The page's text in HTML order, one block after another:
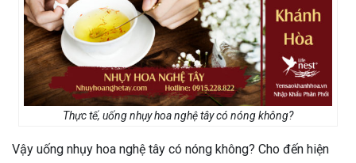
Thực tế, uống nhụy hoa nghệ tây có nóng không?
Vậy uống nhụy hoa nghệ tây có nóng không? Cho đến hiện